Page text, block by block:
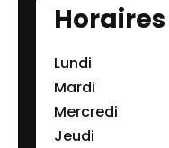
Lundi
Mardi
Mercredi
Jeudi